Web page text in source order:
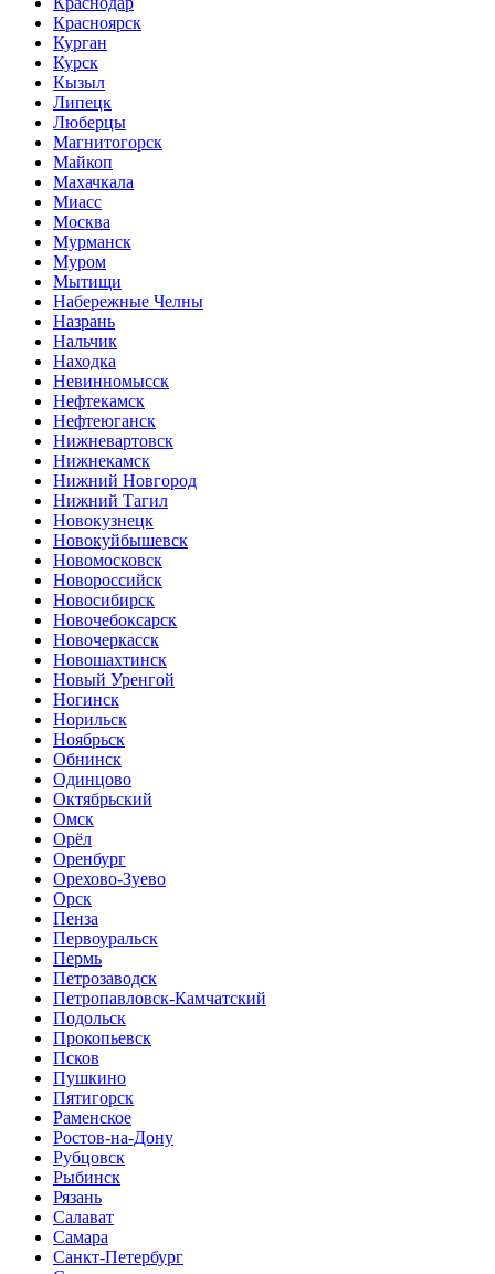
Красноярск
Курган
Курск
Кызыл
Липецк
Люберцы
Магнитогорск
Майкоп
Махачкала
Миасс
Москва
Мурманск
Муром
Мытищи
Набережные Челны
Назрань
Нальчик
Находка
Невинномысск
Нефтекамск
Нефтеюганск
Нижневартовск
Нижнекамск
Нижний Новгород
Нижний Тагил
Новокузнецк
Новокуйбышевск
Новомосковск
Новороссийск
Новосибирск
Новочебоксарск
Новочеркасск
Новошахтинск
Новый Уренгой
Ногинск
Норильск
Ноябрьск
Обнинск
Одинцово
Октябрьский
Омск
Орёл
Оренбург
Орехово-Зуево
Орск
Пенза
Первоуральск
Пермь
Петрозаводск
Петропавловск-Камчатский
Подольск
Прокопьевск
Псков
Пушкино
Пятигорск
Раменское
Ростов-на-Дону
Рубцовск
Рыбинск
Рязань
Салават
Самара
Санкт-Петербург